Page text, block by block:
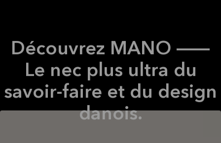
Découvrez MANO --
Le nec plus ultra du
savoir-faire et du design
danois.